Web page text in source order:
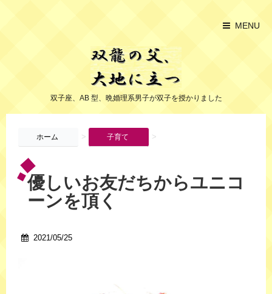
MENU
双子座、AB 型、晩婚理系男子が双子を授かりました
ホーム > 子育て >
優しいお友だちからユニコ
ーンを頂く
2021/05/25